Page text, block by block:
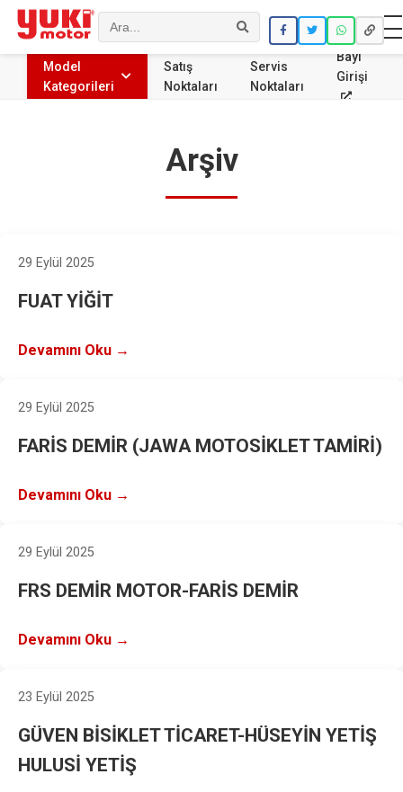
Ara
Model
Kategorileri
Satış
Noktaları
Servis
Noktaları
Bayi
Girişi
Arşiv
29 Eylül 2025
FUAT YİĞİT
Devamını Oku →
29 Eylül 2025
FARİS DEMİR (JAWA MOTOSİKLET TAMİRİ)
Devamını Oku →
29 Eylül 2025
FRS DEMİR MOTOR-FARİS DEMİR
Devamını Oku →
23 Eylül 2025
GÜVEN BİSİKLET TİCARET-HÜSEYİN YETİŞ
HULUSİ YETİŞ